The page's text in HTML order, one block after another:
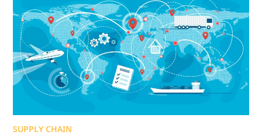
SUPPLY CHAIN